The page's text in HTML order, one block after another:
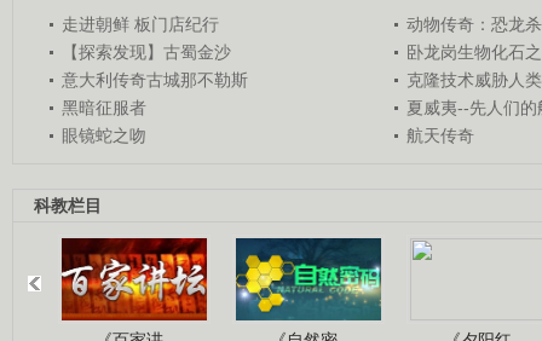
走进朝鲜 板门店纪行
动物传奇：恐龙
【探索发现】古蜀金沙
卧龙岗生物化石
意大利传奇古城那不勒斯
克隆技术威胁人
黑暗征服者
夏威夷--先人们的
眼镜蛇之吻
航天传奇
科教栏目